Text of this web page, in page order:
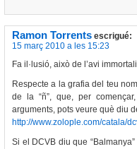
Ramon Torrents escrigué:
15 març 2010 a les 15:23
Fa il·lusió, això de l’avi
Respecte a la grafia del teu
de la “ñ”, que, per
arguments, pots veure què diu
http://www.zolople.com/catala/
Si el DCVB diu que